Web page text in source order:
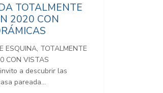
TOTALMENTE
2020 CON
ESQUINA, TOTALMENTE
CON VISTAS
a descubrir las
pareada...